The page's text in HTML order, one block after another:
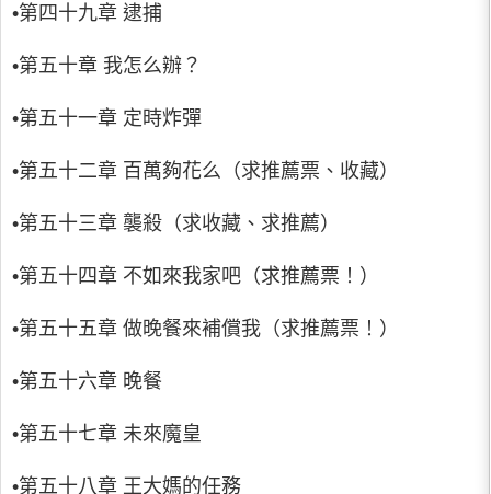
•第四十九章 逮捕
•第五十章 我怎么辦？
•第五十一章 定時炸彈
•第五十二章 百萬夠花么（求推薦票、收藏）
•第五十三章 襲殺（求收藏、求推薦）
•第五十四章 不如來我家吧（求推薦票！）
•第五十五章 做晚餐來補償我（求推薦票！）
•第五十六章 晚餐
•第五十七章 未來魔皇
•第五十八章 王大媽的任務